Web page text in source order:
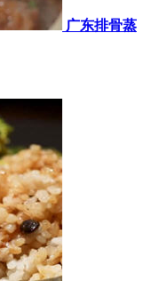
广东排骨蒸